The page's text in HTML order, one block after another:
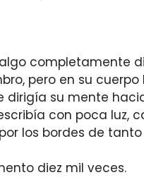
completamente
pero en su
dirigía su mente
con poca luz,
los bordes de
diez mil veces.